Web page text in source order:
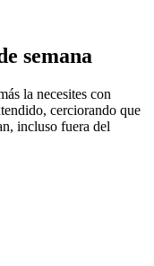
semana
la necesites con
cerciorando que
incluso fuera del